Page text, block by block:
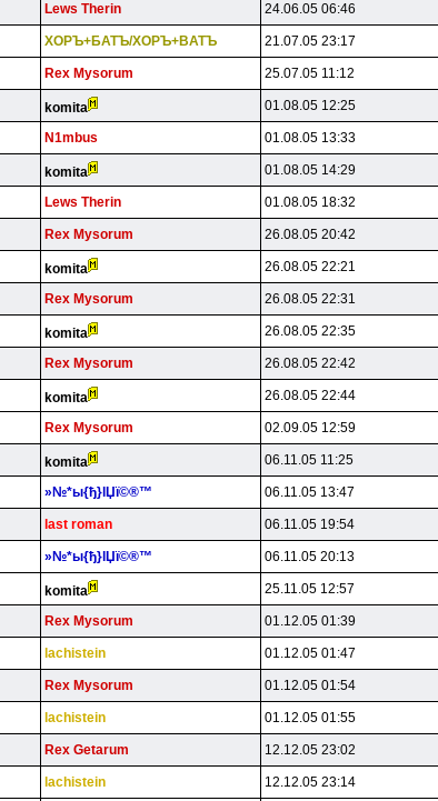
Lews Therin 24.06.05 06:46
XOPЪ+БATЪ/XOPЪ+BATЪ 21.07.05 23:17
Rex Mysorum 25.07.05 11:12
komita 01.08.05 12:25
N1mbus 01.08.05 13:33
komita 01.08.05 14:29
Lews Therin 01.08.05 18:32
Rex Mysorum 26.08.05 20:42
komita 26.08.05 22:21
Rex Mysorum 26.08.05 22:31
komita 26.08.05 22:35
Rex Mysorum 26.08.05 22:42
komita 26.08.05 22:44
Rex Mysorum 02.09.05 12:59
komita 06.11.05 11:25
»№*ы{ђ}lЏї©®™ 06.11.05 13:47
last roman 06.11.05 19:54
»№*ы{ђ}lЏї©®™ 06.11.05 20:13
komita 25.11.05 12:57
Rex Mysorum 01.12.05 01:39
lachistein 01.12.05 01:47
Rex Mysorum 01.12.05 01:54
lachistein 01.12.05 01:55
Rex Getarum 12.12.05 23:02
lachistein 12.12.05 23:14